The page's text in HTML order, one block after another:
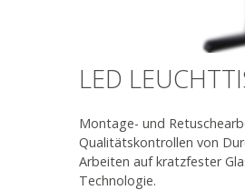
LED
Montage- und
Qualitätskontrollen von
Arbeiten auf kratzfester
Technologie.